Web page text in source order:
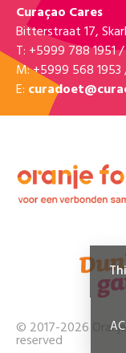
Curaçao Cares
Bitterstraat 17,
T: +5999 788
M: +5999 568
E:
© 2017-2026 Oranje
reserved